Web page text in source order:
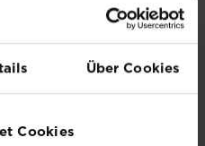
Über Cookies
Cookies
Palettentisch:
Sitzfläche zwei
Paletten
kleineren Tisch